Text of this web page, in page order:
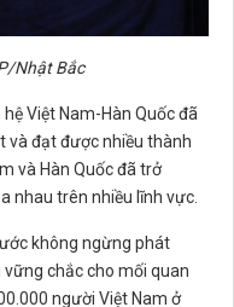
Nhật Bắc
Việt Nam-Hàn Quốc đã
và đạt được nhiều thành
và Hàn Quốc đã trở
nhau trên nhiều lĩnh vực.
không ngừng phát
chắc cho mối quan
người Việt Nam ở